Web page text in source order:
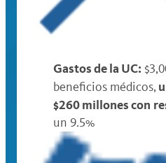
Gastos de la UC:
beneficios médicos,
$260 millones con
un 9.5%